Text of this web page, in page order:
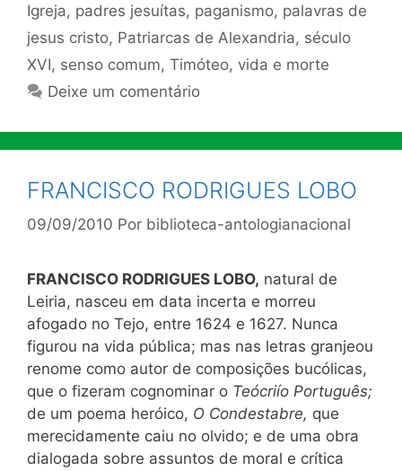
Igreja, padres jesuítas, paganismo, palavras de
jesus cristo, Patriarcas de Alexandria, século
XVI, senso comum, Timóteo, vida e morte
Deixe um comentário
FRANCISCO RODRIGUES LOBO
09/09/2010 Por biblioteca-antologianacional
FRANCISCO RODRIGUES LOBO, natural de
Leiria, nasceu em data incerta e morreu
afogado no Tejo, entre 1624 e 1627. Nunca
figurou na vida pública; mas nas letras granjeou
renome como autor de composições bucólicas,
que o fizeram cognominar o Teócriío Português;
de um poema heróico, O Condestabre, que
merecidamente caiu no olvido; e de uma obra
dialogada sobre assuntos de moral e crítica